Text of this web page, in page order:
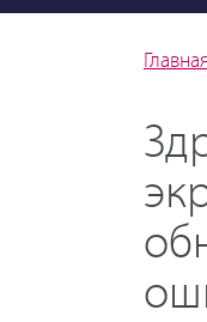
Главная